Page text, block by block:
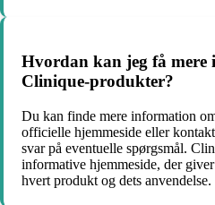
Hvordan kan jeg få mere
Clinique-produkter?
Du kan finde mere information
officielle hjemmeside eller
svar på eventuelle spørgsmål.
informative hjemmeside, der
hvert produkt og dets anvendelse.